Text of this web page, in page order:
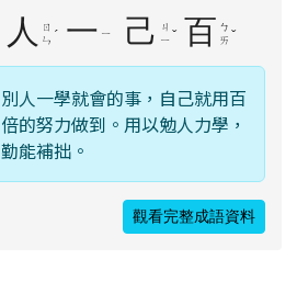
人
ㄖ
ㄣ ˊ 一 ㄧ 己
ㄐ
ㄧˇ 百 ㄅ
ㄞ ˇ
別人一學就會的事，自己就用百
倍的努力做到。用以勉人力學，
勤能補拙。
觀看完整成語資料